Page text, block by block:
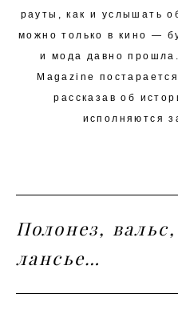
рауты, как и услышать
можно только в кино —
и мода давно
Magazine
рассказав об
исполняются
Полонез,
лансье…